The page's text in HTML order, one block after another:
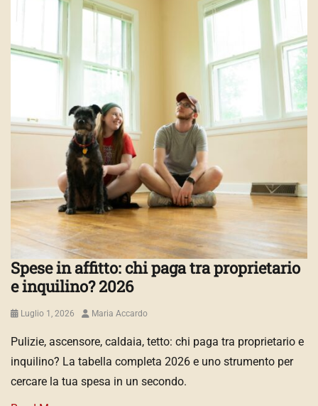
Spese in affitto: chi paga tra proprietario
e inquilino? 2026
PostedLuglio 1, 2026 AuthorMaria Accardo
Pulizie, ascensore, caldaia, tetto: chi paga tra proprietario e
inquilino? La tabella completa 2026 e uno strumento per
cercare la tua spesa in un secondo.